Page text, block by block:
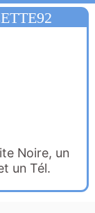
Noire, un
un Tél.